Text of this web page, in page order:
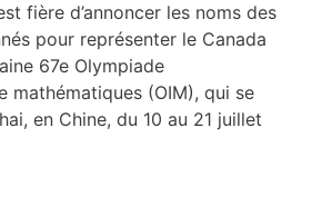
fière d’annoncer les noms des
pour représenter le Canada
67e Olympiade
mathématiques (OIM), qui se
en Chine, du 10 au 21 juillet